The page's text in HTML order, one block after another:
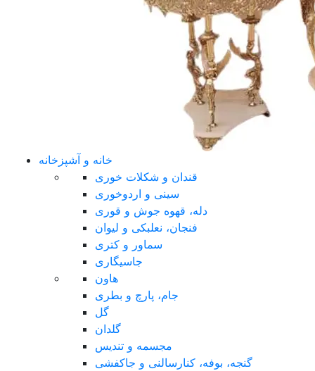
خانه و آشپزخانه
قندان و شکلات خوری
سینی و اردوخوری
دله، قهوه جوش و قوری
فنجان، نعلبکی و لیوان
سماور و کتری
جاسیگاری
هاون
جام، پارچ و بطری
گل
گلدان
مجسمه و تندیس
گنجه، بوفه، کنارسالنی و جاکفشی